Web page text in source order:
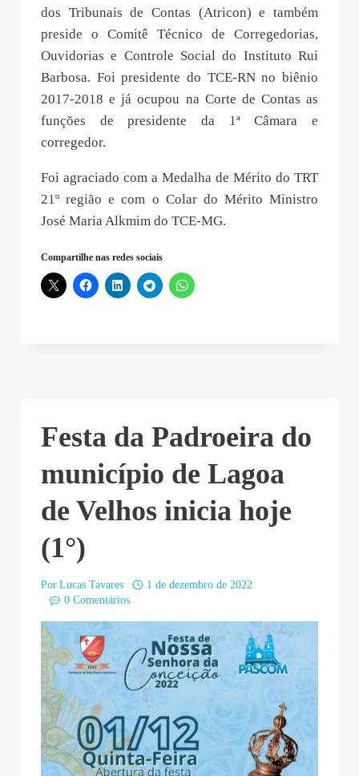
dos Tribunais de Contas (Atricon) e também
preside o Comitê Técnico de Corregedorias,
Ouvidorias e Controle Social do Instituto Rui
Barbosa. Foi presidente do TCE-RN no biênio
2017-2018 e já ocupou na Corte de Contas as
funções de presidente da 1ª Câmara e
corregedor.
Foi agraciado com a Medalha de Mérito do TRT
21º região e com o Colar do Mérito Ministro
José Maria Alkmim do TCE-MG.
Compartilhe nas redes sociais
Festa da Padroeira do
município de Lagoa
de Velhos inicia hoje
(1°)
Por Lucas Tavares
1 de dezembro de 2022
0 Comentários